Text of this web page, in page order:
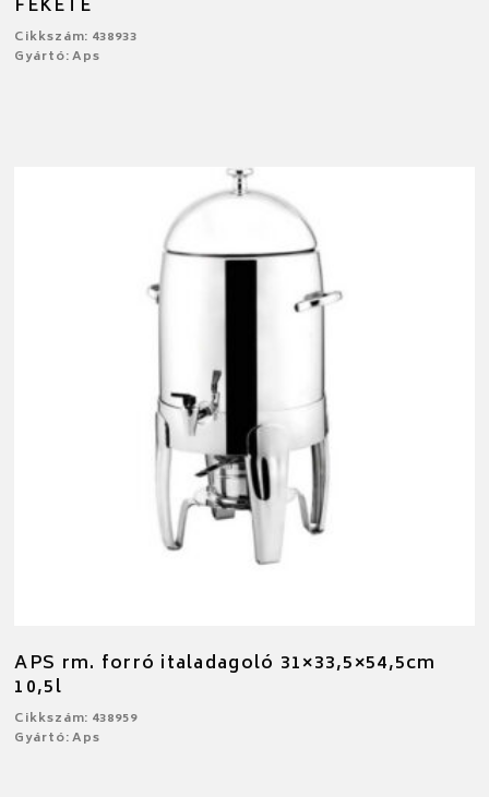
FEKETE
Cikkszám: 438933
Gyártó: Aps
APS rm. forró italadagoló 31×33,5×54,5cm
10,5l
Cikkszám: 438959
Gyártó: Aps